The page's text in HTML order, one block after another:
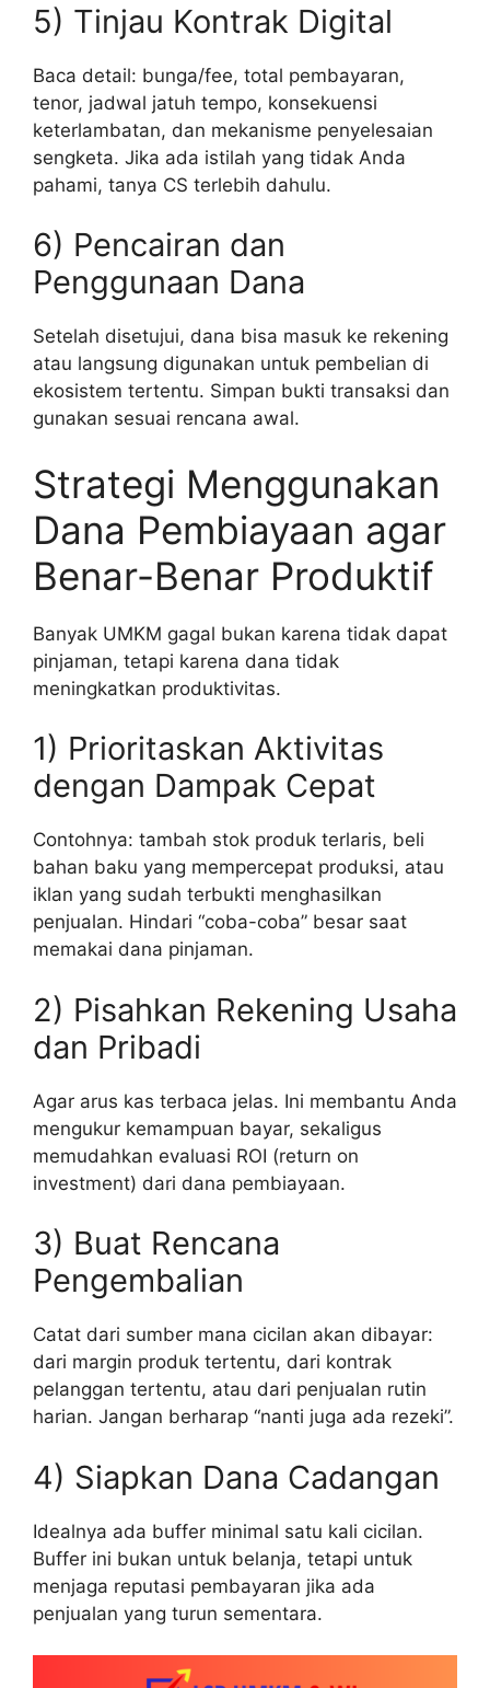
5) Tinjau Kontrak Digital
Baca detail: bunga/fee, total pembayaran,
tenor, jadwal jatuh tempo, konsekuensi
keterlambatan, dan mekanisme penyelesaian
sengketa. Jika ada istilah yang tidak Anda
pahami, tanya CS terlebih dahulu.
6) Pencairan dan
Penggunaan Dana
Setelah disetujui, dana bisa masuk ke rekening
atau langsung digunakan untuk pembelian di
ekosistem tertentu. Simpan bukti transaksi dan
gunakan sesuai rencana awal.
Strategi Menggunakan
Dana Pembiayaan agar
Benar-Benar Produktif
Banyak UMKM gagal bukan karena tidak dapat
pinjaman, tetapi karena dana tidak
meningkatkan produktivitas.
1) Prioritaskan Aktivitas
dengan Dampak Cepat
Contohnya: tambah stok produk terlaris, beli
bahan baku yang mempercepat produksi, atau
iklan yang sudah terbukti menghasilkan
penjualan. Hindari “coba-coba” besar saat
memakai dana pinjaman.
2) Pisahkan Rekening Usaha
dan Pribadi
Agar arus kas terbaca jelas. Ini membantu Anda
mengukur kemampuan bayar, sekaligus
memudahkan evaluasi ROI (return on
investment) dari dana pembiayaan.
3) Buat Rencana
Pengembalian
Catat dari sumber mana cicilan akan dibayar:
dari margin produk tertentu, dari kontrak
pelanggan tertentu, atau dari penjualan rutin
harian. Jangan berharap “nanti juga ada rezeki”.
4) Siapkan Dana Cadangan
Idealnya ada buffer minimal satu kali cicilan.
Buffer ini bukan untuk belanja, tetapi untuk
menjaga reputasi pembayaran jika ada
penjualan yang turun sementara.